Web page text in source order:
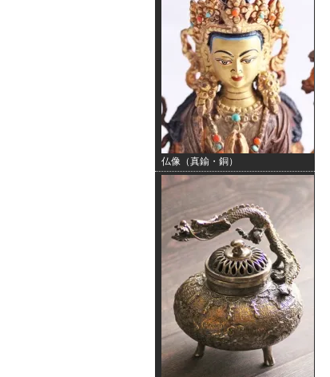
仏像（真鍮・銅）